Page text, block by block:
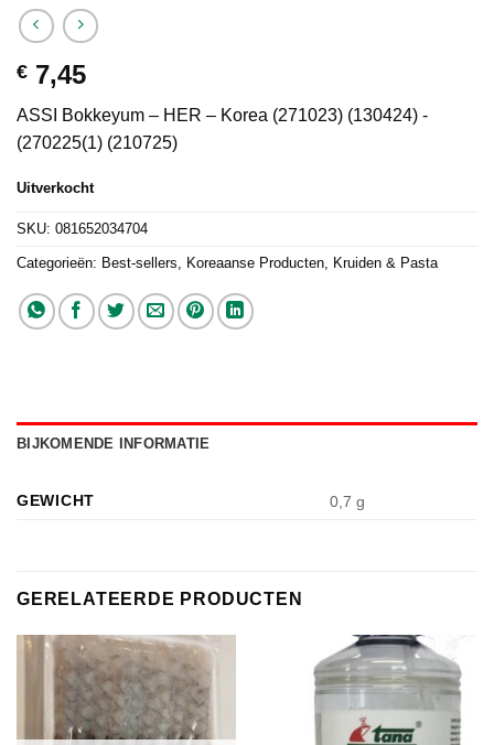
€ 7,45
ASSI Bokkeyum – HER – Korea (271023) (130424) -
(270225(1) (210725)
Uitverkocht
SKU: 081652034704
Categorieën: Best-sellers Koreaanse Producten Kruiden & Pasta
BIJKOMENDE INFORMATIE
GEWICHT 0,7 g
GERELATEERDE PRODUCTEN